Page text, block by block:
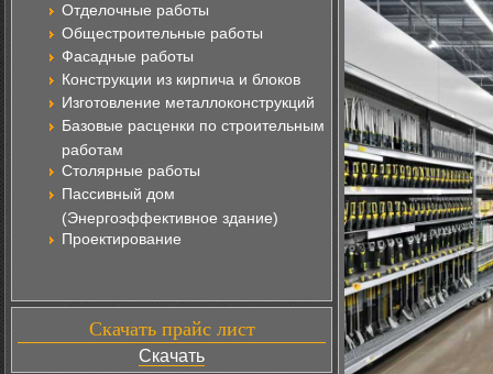
Отделочные работы
Общестроительные работы
Фасадные работы
Конструкции из кирпича и блоков
Изготовление металлоконструкций
Базовые расценки по строительным
работам
Столярные работы
Пассивный дом
(Энергоэффективное здание)
Проектирование
Скачать прайс лист
Скачать